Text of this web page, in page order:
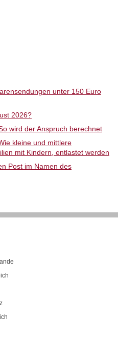
unter 150 Euro
2026?
wird der Anspruch berechnet
kleine und mittlere
mit Kindern, entlastet werden
Post im Namen des